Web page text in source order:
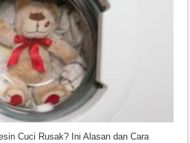
Cuci Rusak? Ini Alasan dan Cara